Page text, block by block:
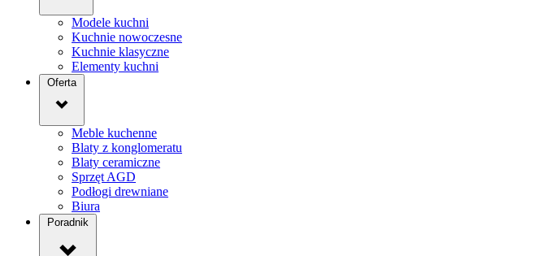
Modele kuchni
Kuchnie nowoczesne
Kuchnie klasyczne
Elementy kuchni
Oferta
Meble kuchenne
Blaty z konglomeratu
Blaty ceramiczne
Sprzęt AGD
Podłogi drewniane
Biura
Poradnik